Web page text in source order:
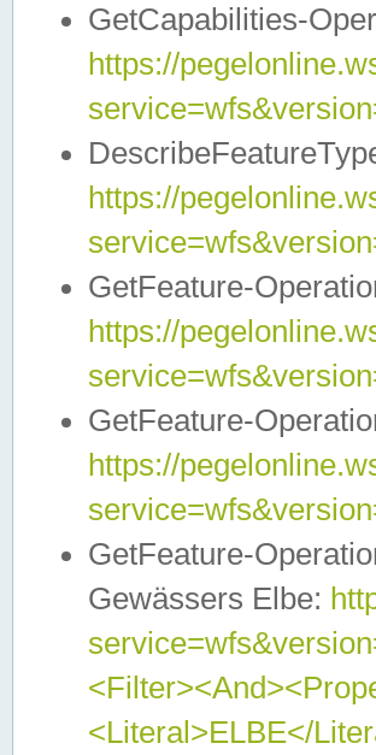
GetCapabilities-
https://
https://
GetFeature-
https://
GetFeature-
https://
GetFeature-
Gewässers Elbe:
<Literal>ELBE</